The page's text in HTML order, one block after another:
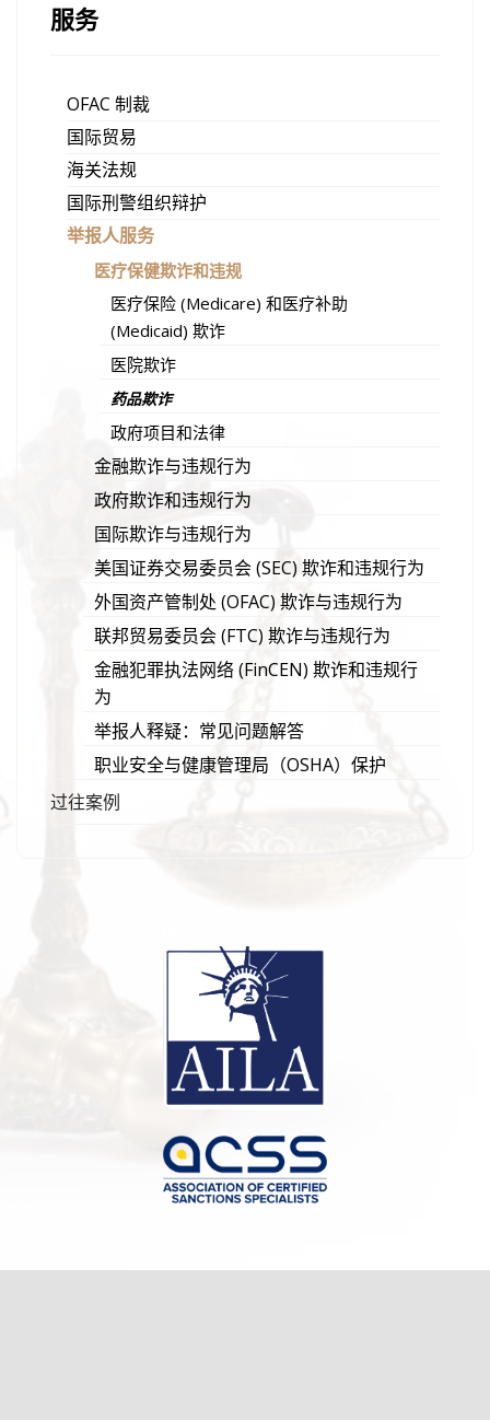
服务
OFAC 制裁
国际贸易
海关法规
国际刑警组织辩护
举报人服务
医疗保健欺诈和违规
医疗保险 (Medicare) 和医疗补助
(Medicaid) 欺诈
医院欺诈
药品欺诈
政府项目和法律
金融欺诈与违规行为
政府欺诈和违规行为
国际欺诈与违规行为
美国证券交易委员会 (SEC) 欺诈和违规行为
外国资产管制处 (OFAC) 欺诈与违规行为
联邦贸易委员会 (FTC) 欺诈与违规行为
金融犯罪执法网络 (FinCEN) 欺诈和违规行
为
举报人释疑：常见问题解答
职业安全与健康管理局（OSHA）保护
过往案例